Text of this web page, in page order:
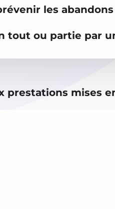
les abandons
tout ou partie par
prestations mises